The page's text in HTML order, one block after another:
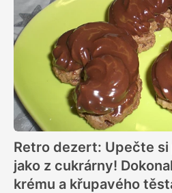
Retro dezert: Upečte
jako z cukrárny!
krému a křupavého